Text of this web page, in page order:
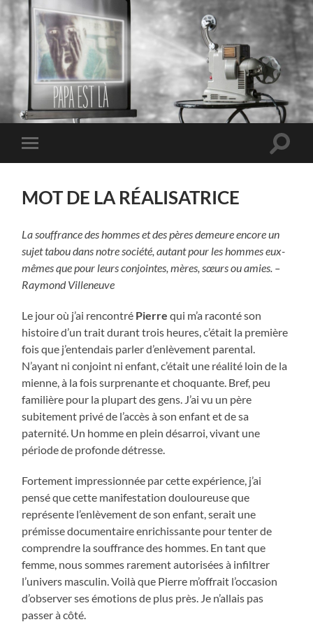
PAPA EST LÀ
Toggle
mobile
Toggle
MOT DE LA RÉALISATRICE
La souffrance des hommes et des pères demeure encore un
sujet tabou dans notre société, autant pour les hommes eux-
mêmes que pour leurs conjointes, mères, sœurs ou amies. –
Raymond Villeneuve
Le jour où j’ai rencontré Pierre qui m’a raconté son
histoire d’un trait durant trois heures, c’était la première
fois que j’entendais parler d’enlèvement parental.
N’ayant ni conjoint ni enfant, c’était une réalité loin de la
mienne, à la fois surprenante et choquante. Bref, peu
familière pour la plupart des gens. J’ai vu un père
subitement privé de l’accès à son enfant et de sa
paternité. Un homme en plein désarroi, vivant une
période de profonde détresse.
Fortement impressionnée par cette expérience, j’ai
pensé que cette manifestation douloureuse que
représente l’enlèvement de son enfant, serait une
prémisse documentaire enrichissante pour tenter de
comprendre la souffrance des hommes. En tant que
femme, nous sommes rarement autorisées à infiltrer
l’univers masculin. Voilà que Pierre m’offrait l’occasion
d’observer ses émotions de plus près. Je n’allais pas
passer à côté.